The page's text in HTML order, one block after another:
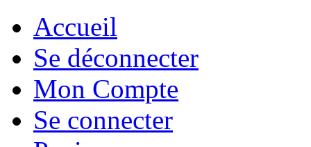
Accueil
Se déconnecter
Mon Compte
Se connecter